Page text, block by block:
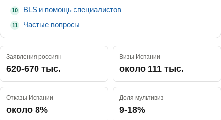
10 BLS и помощь специалистов
11 Частые вопросы
Заявления россиян
620-670 тыс.
Визы Испании
около 111 тыс.
Отказы Испании
около 8%
Доля мультивиз
9-18%